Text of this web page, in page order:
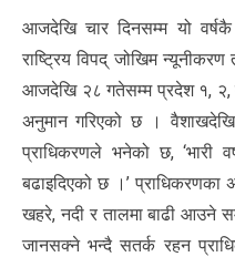
आजदेखि चार दिनसम्म यो
राष्ट्रिय विपद् जोखिम
आजदेखि २८ गतेसम्म प्रदेश १, २,
अनुमान गरिएको छ ।
प्राधिकरणले भनेको छ, ‘भारी
बढाइदिएको छ ।’ प्राधिकरणका
खहरे, नदी र तालमा बाढी आउने
जानसक्ने भन्दै सतर्क रहन